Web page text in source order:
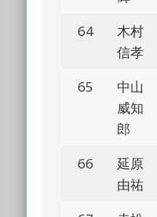
64
木村
信孝
65
中山
威知
郎
66
延原
由祐